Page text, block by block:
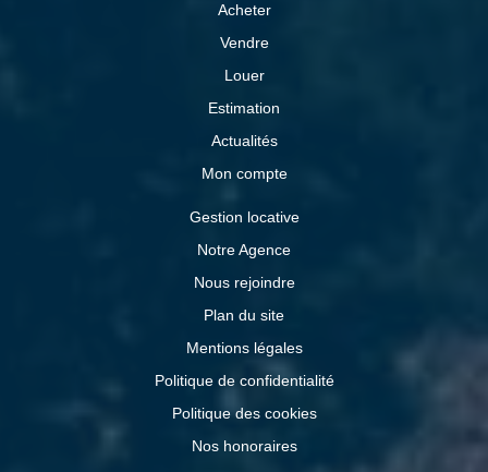
Acheter
Vendre
Louer
Estimation
Actualités
Mon compte
Gestion locative
Notre Agence
Nous rejoindre
Plan du site
Mentions légales
Politique de confidentialité
Politique des cookies
Nos honoraires